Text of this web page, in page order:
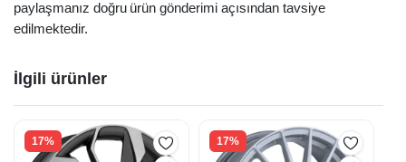
paylaşmanız doğru ürün gönderimi açısından tavsiye
edilmektedir.
İlgili ürünler
17% 17%